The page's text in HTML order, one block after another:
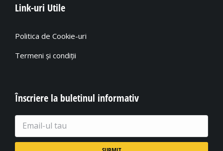
Link-uri Utile
Politica de Cookie-uri
Termeni și condiții
Înscriere la buletinul informativ